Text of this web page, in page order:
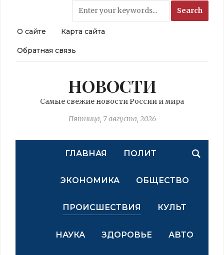
О сайте Карта сайта
Обратная связь
НОВОСТИ
Самые свежие новости России и мира
Пятница, 7 августа, 2026
ГЛАВНАЯ ПОЛИТ
ЭКОНОМИКА ОБЩЕСТВО
ПРОИСШЕСТВИЯ КУЛЬТ
НАУКА ЗДОРОВЬЕ АВТО